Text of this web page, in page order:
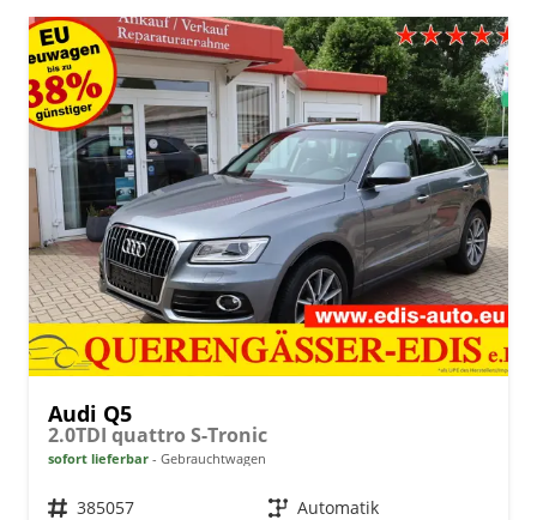
Audi Q5
2.0TDI quattro S-Tronic
sofort lieferbar Gebrauchtwagen
Fahrzeugnr. 385057 Getriebe Automatik